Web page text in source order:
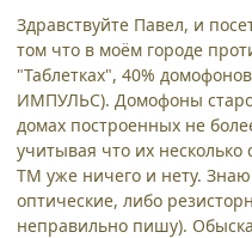
Здравствуйте Павел, и
том что в моём городе
"Таблетках", 40%
ИМПУЛЬС). Домофоны
домах построенных не
учитывая что их
TM уже ничего и нету.
оптические, либо
неправильно пишу).